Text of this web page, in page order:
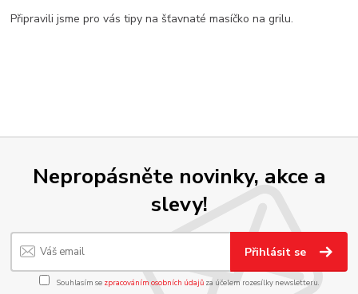
Připravili jsme pro vás tipy na šťavnaté masíčko na grilu.
Nepropásněte novinky, akce a
slevy!
Přihlásit se
Souhlasím se zpracováním osobních údajůza účelem rozesílky newsletteru.